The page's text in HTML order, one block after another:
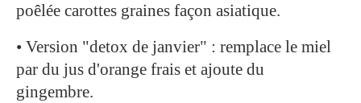
poêlée carottes graines façon asiatique.
• Version "detox de janvier" : remplace le miel
par du jus d'orange frais et ajoute du
gingembre.